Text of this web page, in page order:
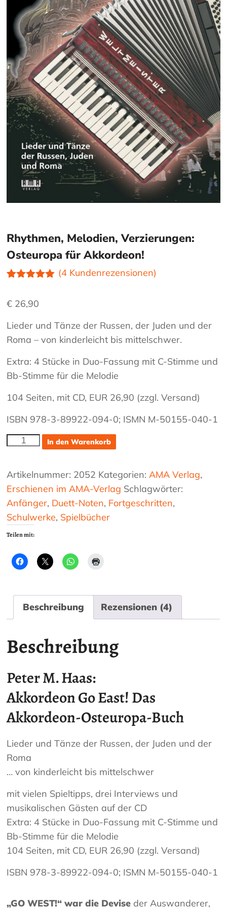
Rhythmen, Melodien, Verzierungen:
Osteuropa für Akkordeon!
von 5,
auf
rtungen
(4Kundenrezensionen)
€ 26,90
Lieder und Tänze der Russen, der Juden und der
Roma – von kinderleicht bis mittelschwer.
Extra: 4 Stücke in Duo-Fassung mit C-Stimme und
Bb-Stimme für die Melodie
104 Seiten, mit CD, EUR 26,90 (zzgl. Versand)
ISBN 978-3-89922-094-0; ISMN M-50155-040-1
Rhythmen,
Osteuropa
für
Akkordeon!
Menge
In den Warenkorb
Artikelnummer: 2052 Kategorien:AMA Verlag,
Erschienen im AMA-Verlag Schlagwörter:
Anfänger, Duett-Noten, Fortgeschritten,
Schulwerke, Spielbücher
Teilen mit:
Beschreibung Rezensionen (4)
Beschreibung
Peter M. Haas:
Akkordeon Go East! Das
Akkordeon-Osteuropa-Buch
Lieder und Tänze der Russen, der Juden und der
Roma
… von kinderleicht bis mittelschwer
mit vielen Spieltipps, drei Interviews und
musikalischen Gästen auf der CD
Extra: 4 Stücke in Duo-Fassung mit C-Stimme und
Bb-Stimme für die Melodie
104 Seiten, mit CD, EUR 26,90 (zzgl. Versand)
ISBN 978-3-89922-094-0; ISMN M-50155-040-1
„GO WEST!“ war die Devise der Auswanderer,